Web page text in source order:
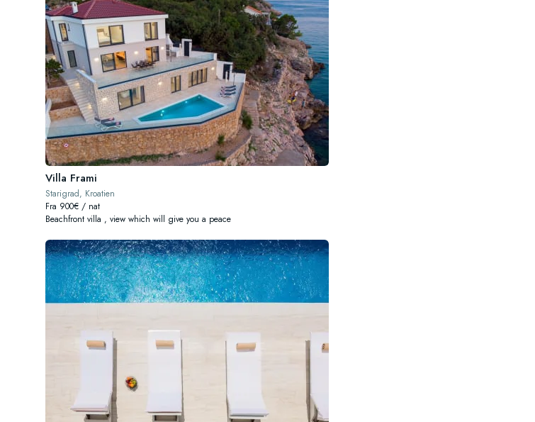
Villa Frami
Starigrad, Kroatien
Fra 900€ / nat
Beachfront villa , view which will give you a peace